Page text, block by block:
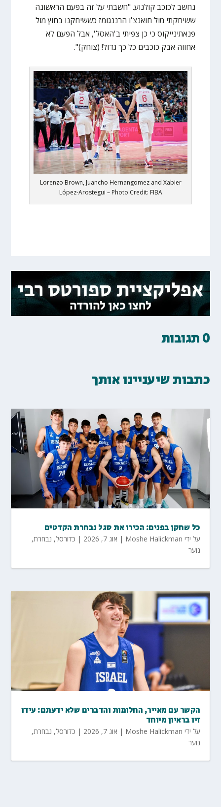
נחשב לכוכב קולנוע. "חשבתי על זה בפעם הראשונה
ששיחקתי מול חואנצ'ו הרננגומז כששיחקנו בחוץ מול
פנאתינייקוס כי כן צפיתי ב'האסל', אבל הפעם לא
אחווה אבק כוכבים כל כך גדול! (צוחק)".
Lorenzo Brown, Juancho Hernangomez and Xabier
López-Arostegui – Photo Credit: FIBA
0 תגובות
כתבות שיעניינו אותך
כל שחקן בפנים: הכירו את סגל נבחרת הקדטים
על ידי Moshe Halickman
| אוג 7, 2026 | כדורסל, נבחרת,
נוער
הקשר עם מאייר, החלומות והדברים שלא ידעתם: עידו
זיו בראיון מיוחד
על ידי Moshe Halickman
| אוג 7, 2026 | כדורסל, נבחרת,
נוער